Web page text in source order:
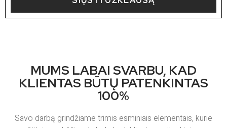
MUMS LABAI SVARBU, KAD
KLIENTAS BŪTŲ PATENKINTAS
100%
Savo darbą grindžiame trimis esminiais elementais, kurie